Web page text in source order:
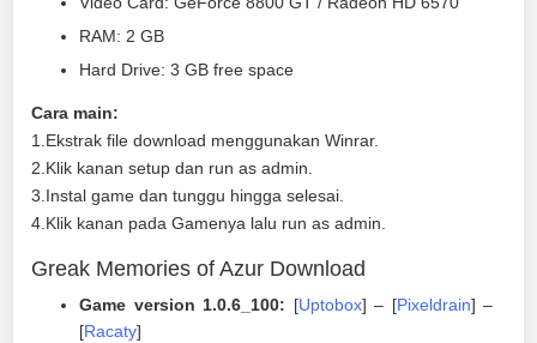
RAM: 2 GB
Hard Drive: 3 GB free space
Cara main:
1.Ekstrak file download menggunakan Winrar.
2.Klik kanan setup dan run as admin.
3.Instal game dan tunggu hingga selesai.
4.Klik kanan pada Gamenya lalu run as admin.
Greak Memories of Azur Download
Game version 1.0.6_100: [Uptobox] – [Pixeldrain] –
[Racaty]